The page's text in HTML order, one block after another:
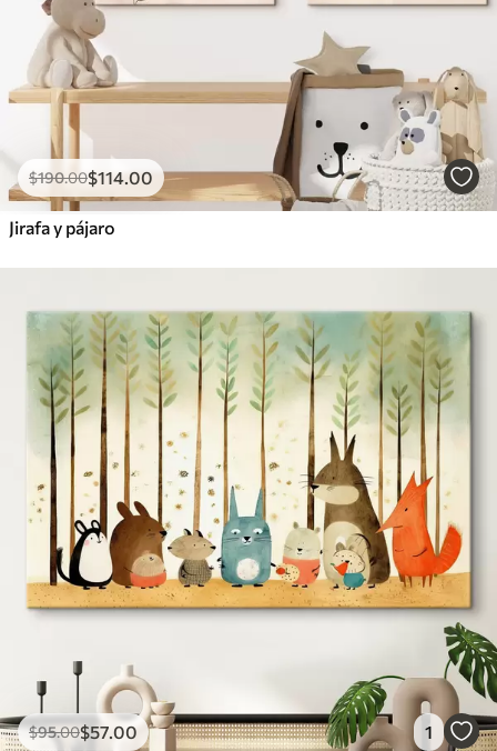
$190.00$114.00
Jirafa y pájaro
$95.00$57.00 1